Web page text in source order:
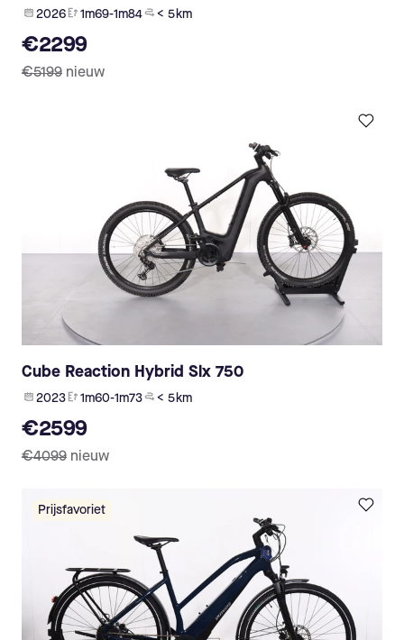
2026 1m69-1m84 < 5 km
€2299
€5199 nieuw
Cube Reaction Hybrid Slx 750
2023 1m60-1m73 < 5 km
€2599
€4099 nieuw
Prijsfavoriet